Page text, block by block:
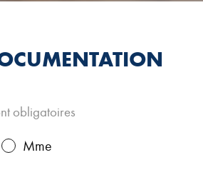
obligatoires
Mme